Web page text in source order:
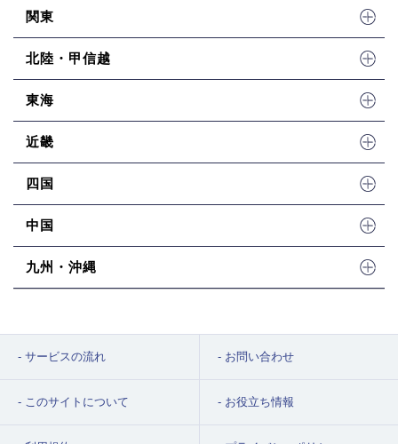
関東
北陸・甲信越
東海
近畿
四国
中国
九州・沖縄
サービスの流れ お問い合わせ
このサイトについて お役立ち情報